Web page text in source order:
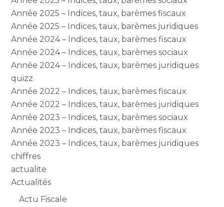
Année 2025 – Indices, taux, barèmes fiscaux
Année 2025 – Indices, taux, barèmes juridiques
Année 2024 – Indices, taux, barèmes fiscaux
Année 2024 – Indices, taux, barèmes sociaux
Année 2024 – Indices, taux, barèmes juridiques
quizz
Année 2022 – Indices, taux, barèmes fiscaux
Année 2022 – Indices, taux, barèmes juridiques
Année 2023 – Indices, taux, barèmes sociaux
Année 2023 – Indices, taux, barèmes fiscaux
Année 2023 – Indices, taux, barèmes juridiques
chiffres
actualite
Actualités
Actu Fiscale